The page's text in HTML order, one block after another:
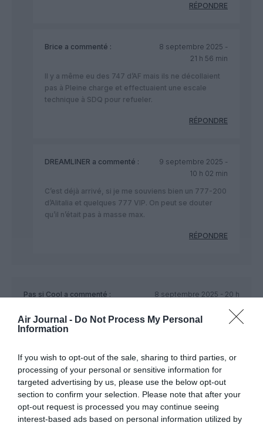
Air Journal - Do Not Process My Personal
Information
If you wish to opt-out of the sale, sharing to third parties, or
processing of your personal or sensitive information for
targeted advertising by us, please use the below opt-out
section to confirm your selection. Please note that after your
opt-out request is processed you may continue seeing
interest-based ads based on personal information utilized by
RÉPONDRE
Brice a commenté :
8 septembre 2025 -
21 h 56 min
Il y a même eu des 747 d’AF mais ils ne décollaient
pas à Pleine charge et effectuaient une escale
technique à SDQ pour refueler.
RÉPONDRE
DREAMLINER a commenté :
9 septembre 2025 -
10 h 02 min
C’est déjà arrivé, si je me souviens bien un 777-200
d’Alitalia et quelques 777 VIP. On peut se douter
qu’il n’était pas à masse max.
RÉPONDRE
Pas si Cool a commenté :
8 septembre 2025 - 20 h
Là, l’avion a pris un sacré coup .. il va rentrer en pièces
structure de l’aile. Le choc a du être particulièrement violent.
Oui, cet aéroport accepte des B777, A330 ou A340, en fin de
traversée océanique (depuis AMS ou CDG).
MAIS, ils repartent avec une charge limitée et ils refont le
plein en Martinique pour Air France ou .?. pour KLM.